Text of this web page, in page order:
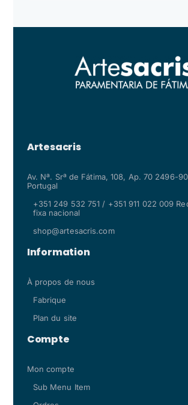
Artesacris
Av. Nª. Srª de Fátima, 108, Ap. 70 2496-
Portugal
+351 249 532 751 / +351 911 022 009
fixa nacional
shop@artesacris.com
Information
À propos de nous
Fabrique
Plan du site
Compte
Mon compte
Sub Menu Item